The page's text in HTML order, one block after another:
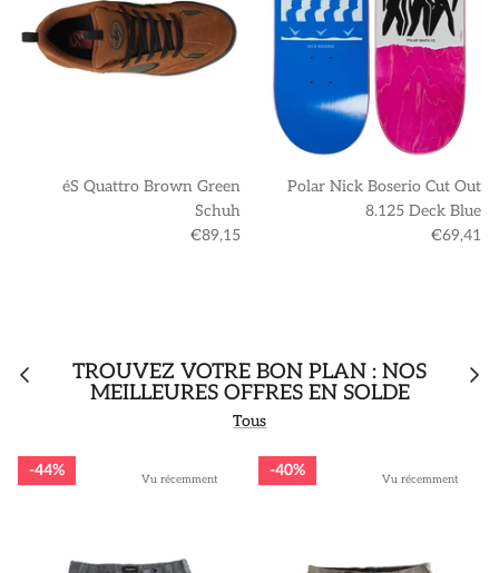
éS Quattro Brown Green
Schuh
€89,15
Polar Nick Boserio Cut Out
8.125 Deck Blue
€69,41
TROUVEZ VOTRE BON PLAN : NOS
MEILLEURES OFFRES EN SOLDE
Tous
Vu récemment
44% Vu récemment
40%